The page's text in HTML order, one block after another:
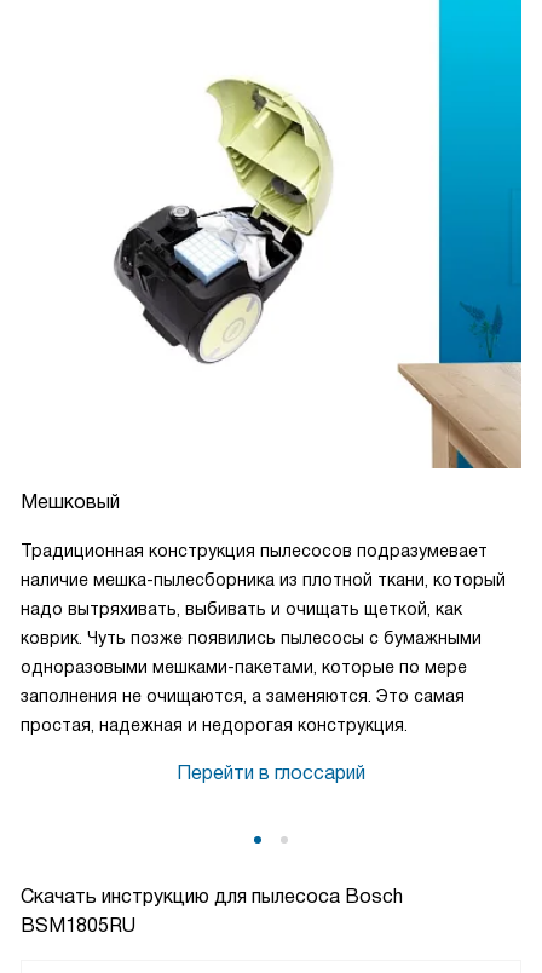
Скачать инструкцию для пылесоса Bosch
BSM1805RU
Мешковый
Традиционная конструкция пылесосов подразумевает
наличие мешка-пылесборника из плотной ткани, который
надо вытряхивать, выбивать и очищать щеткой, как
коврик. Чуть позже появились пылесосы с бумажными
одноразовыми мешками-пакетами, которые по мере
заполнения не очищаются, а заменяются. Это самая
простая, надежная и недорогая конструкция.
Перейти в глоссарий